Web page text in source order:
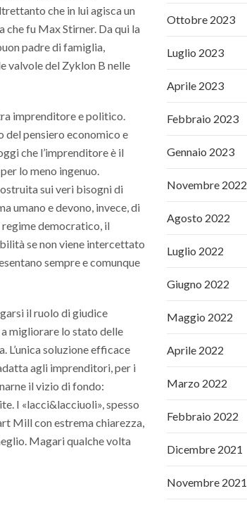
che in lui agisca un
fu Max Stirner. Da qui la
padre di famiglia,
valvole del Zyklon B nelle
imprenditore e politico.
del pensiero economico e
che l’imprenditore è il
lo meno ingenuo.
sui veri bisogni di
umano e devono, invece, di
regime democratico, il
se non viene intercettato
sempre e comunque
il ruolo di giudice
migliorare lo stato delle
soluzione efficace
agli imprenditori, per i
il vizio di fondo:
I «lacci&lacciuoli», spesso
Mill con estrema chiarezza,
Magari qualche volta
Ottobre 2023
Luglio 2023
Aprile 2023
Febbraio 2023
Gennaio 2023
Novembre 2022
Agosto 2022
Luglio 2022
Giugno 2022
Maggio 2022
Aprile 2022
Marzo 2022
Febbraio 2022
Dicembre 2021
Novembre 2021